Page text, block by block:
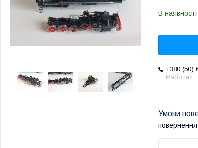
В
+380 (50)
Рабочий
повернення